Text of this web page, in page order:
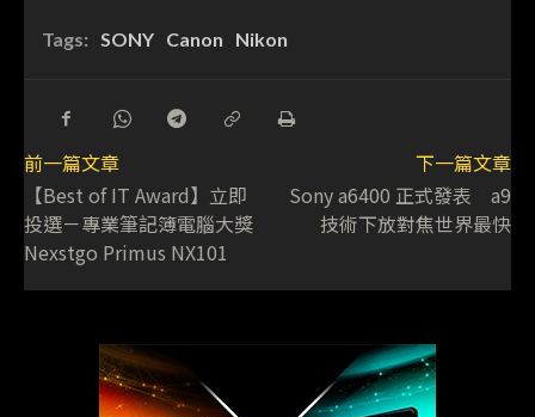
Tags: SONY Canon Nikon
前一篇文章
【Best of IT Award】立即
投選－專業筆記簿電腦大獎
Nexstgo Primus NX101
下一篇文章
Sony a6400 正式發表 a9
技術下放對焦世界最快